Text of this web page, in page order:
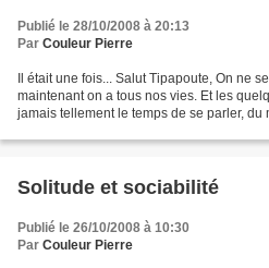
Publié le 28/10/2008 à 20:13
Par Couleur Pierre
Il était une fois... Salut Tipapoute, On ne
maintenant on a tous nos vies. Et les
jamais tellement le temps de se parler, du
Solitude et sociabilité
Publié le 26/10/2008 à 10:30
Par Couleur Pierre